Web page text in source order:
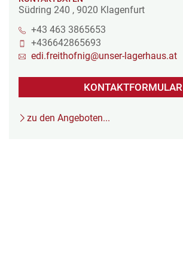
Südring 240 , 9020 Klagenfurt
+43 463 3865653
+436642865693
edi.freithofnig@unser-lagerhaus.at
KONTAKTFORMULAR
zu den Angeboten...